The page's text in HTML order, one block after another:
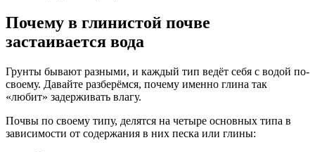
Почему в глинистой почве
застаивается вода
Грунты бывают разными, и каждый тип ведёт себя с водой по-
своему. Давайте разберёмся, почему именно глина так
«любит» задерживать влагу.
Почвы по своему типу, делятся на четыре основных типа в
зависимости от содержания в них песка или глины: